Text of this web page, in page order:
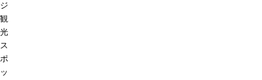
ジ
観
光
ス
ポ
ッ